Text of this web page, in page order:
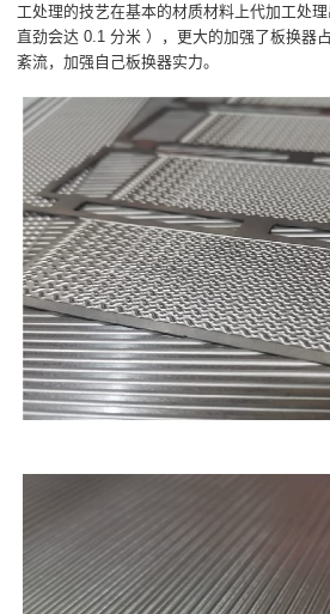
工处理的技艺在基本的材质材料上代加工处
直劲会达 0.1 分米 ），更大的加强了板换器
紊流，加强自己板换器实力。